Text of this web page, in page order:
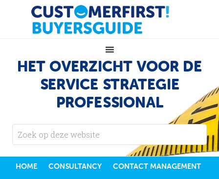
HET OVERZICHT VOOR DE
SERVICE STRATEGIE
PROFESSIONAL
HOME CONSULTANCY CONTACT MANAGEMENT